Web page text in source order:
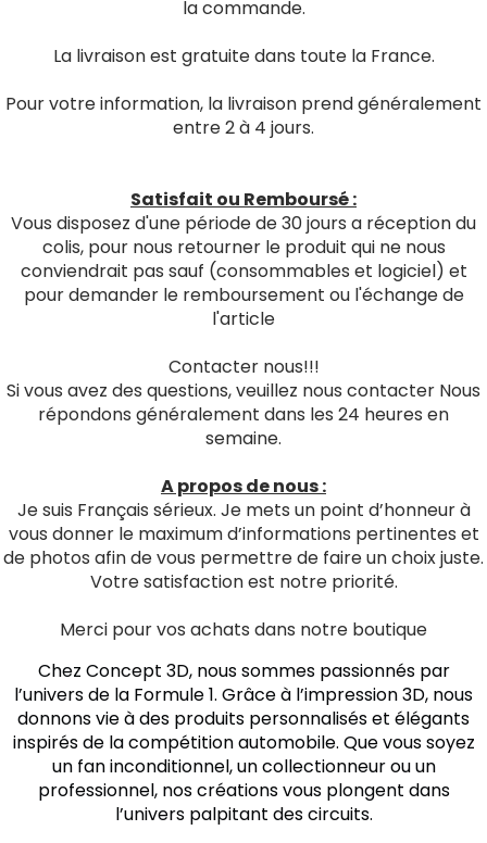
la commande.
La livraison est gratuite dans toute la France.
Pour votre information, la livraison prend généralement
entre 2 à 4 jours.
Satisfait ou Remboursé :
Vous disposez d'une période de 30 jours a réception du
colis, pour nous retourner le produit qui ne nous
conviendrait pas sauf (consommables et logiciel) et
pour demander le remboursement ou l'échange de
l'article
Contacter nous!!!
Si vous avez des questions, veuillez nous contacter Nous
répondons généralement dans les 24 heures en
semaine.
A propos de nous :
Je suis Français sérieux. Je mets un point d’honneur à
vous donner le maximum d’informations pertinentes et
de photos afin de vous permettre de faire un choix juste.
Votre satisfaction est notre priorité.
Merci pour vos achats dans notre boutique
Chez Concept 3D, nous sommes passionnés par
l’univers de la Formule 1. Grâce à l’impression 3D, nous
donnons vie à des produits personnalisés et élégants
inspirés de la compétition automobile. Que vous soyez
un fan inconditionnel, un collectionneur ou un
professionnel, nos créations vous plongent dans
l’univers palpitant des circuits.